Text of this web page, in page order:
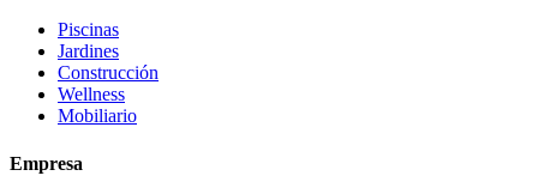
Piscinas
Jardines
Construcción
Wellness
Mobiliario
Empresa